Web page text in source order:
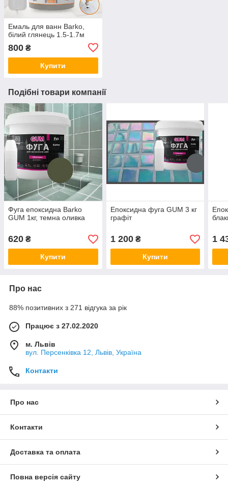
Емаль для ванн Barko,
білий глянець 1.5-1.7м
800 ₴
Купити
Подібні товари компанії
Фуга епоксидна Barko
GUM 1кг, темна оливка
620 ₴
Купити
Епоксидна фуга GUM 3 кг
графіт
1 200₴
Купити
1
Про нас
88% позитивних з 271 відгука за рік
Працює з 27.02.2020
м. Львів
вул. Персенківка 12, Львів, Україна
Контакти
Про нас
Контакти
Доставка та оплата
Повна версія сайту